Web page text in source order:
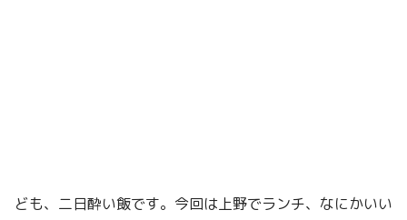
ども、二日酔い飯です。今回は上野でランチ、なにかいい